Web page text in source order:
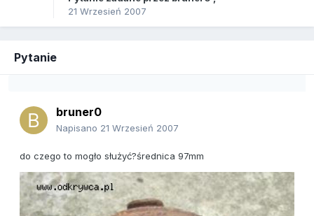
21 Wrzesień 2007
Pytanie
bruner0
Napisano 21 Wrzesień 2007
do czego to mogło służyć?średnica 97mm